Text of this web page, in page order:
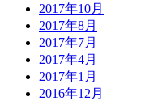
2017年10月
2017年8月
2017年7月
2017年4月
2017年1月
2016年12月